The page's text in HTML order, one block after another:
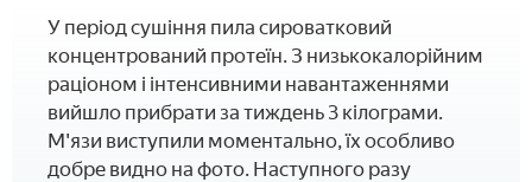
У період сушіння пила сироватковий
концентрований протеїн. З низькокалорійним
раціоном і інтенсивними навантаженнями
вийшло прибрати за тиждень 3 кілограми.
М'язи виступили моментально, їх особливо
добре видно на фото. Наступного разу